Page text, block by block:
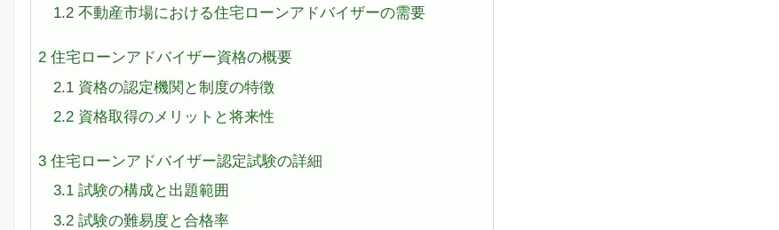
1.2不動産市場における住宅ローンアドバイザーの需要
2住宅ローンアドバイザー資格の概要
2.1資格の認定機関と制度の特徴
2.2資格取得のメリットと将来性
3住宅ローンアドバイザー認定試験の詳細
3.1試験の構成と出題範囲
3.2試験の難易度と合格率